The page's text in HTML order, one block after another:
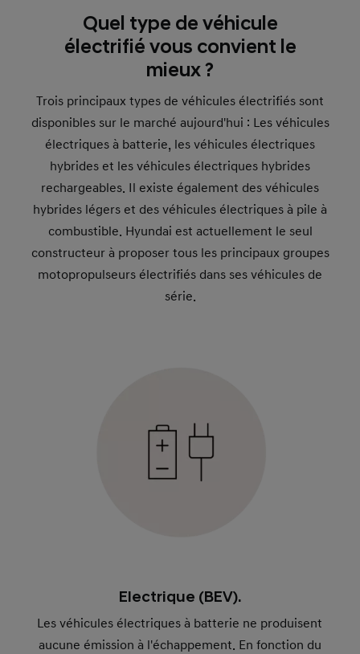
Quel type de véhicule
électrifié vous convient le
mieux ?
Trois principaux types de véhicules électrifiés sont
disponibles sur le marché aujourd'hui : Les véhicules
électriques à batterie, les véhicules électriques
hybrides et les véhicules électriques hybrides
rechargeables. Il existe également des véhicules
hybrides légers et des véhicules électriques à pile à
combustible. Hyundai est actuellement le seul
constructeur à proposer tous les principaux groupes
motopropulseurs électrifiés dans ses véhicules de
série.
Electrique (BEV).
Les véhicules électriques à batterie ne produisent
aucune émission à l'échappement. En fonction du